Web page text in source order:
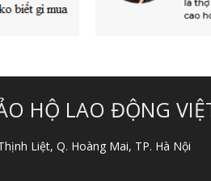
HỘ LAO ĐỘNG
Liệt, Q. Hoàng Mai, TP. Hà Nội